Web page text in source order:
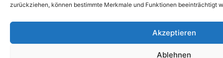
zurückziehen, können bestimmte Merkmale und Funktionen beeinträchtigt
Akzeptieren
Ablehnen